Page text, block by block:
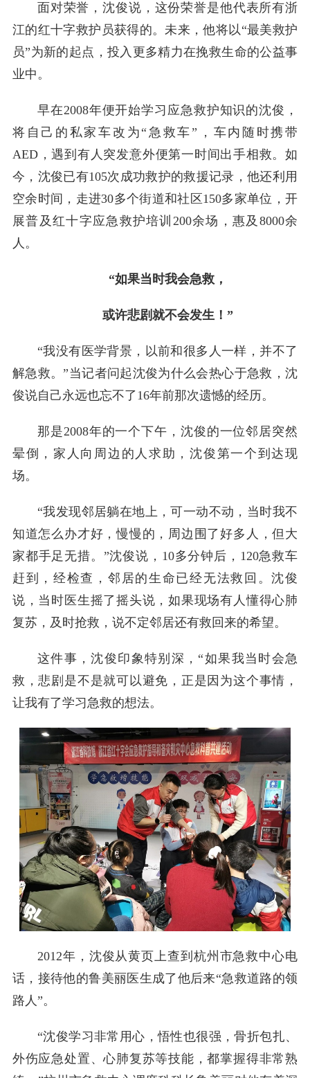
面对荣誉，沈俊说，这份荣誉是他代表所有浙
江的红十字救护员获得的。未来，他将以“最美救护
员”为新的起点，投入更多精力在挽救生命的公益事
业中。
早在2008年便开始学习应急救护知识的沈俊，
将自己的私家车改为“急救车”，车内随时携带
AED，遇到有人突发意外便第一时间出手相救。如
今，沈俊已有105次成功救护的救援记录，他还利用
空余时间，走进30多个街道和社区150多家单位，开
展普及红十字应急救护培训200余场，惠及8000余
人。
“如果当时我会急救，
或许悲剧就不会发生！”
“我没有医学背景，以前和很多人一样，并不了
解急救。”当记者问起沈俊为什么会热心于急救，沈
俊说自己永远也忘不了16年前那次遗憾的经历。
那是2008年的一个下午，沈俊的一位邻居突然
晕倒，家人向周边的人求助，沈俊第一个到达现
场。
“我发现邻居躺在地上，可一动不动，当时我不
知道怎么办才好，慢慢的，周边围了好多人，但大
家都手足无措。”沈俊说，10多分钟后，120急救车
赶到，经检查，邻居的生命已经无法救回。沈俊
说，当时医生摇了摇头说，如果现场有人懂得心肺
复苏，及时抢救，说不定邻居还有救回来的希望。
这件事，沈俊印象特别深，“如果我当时会急
救，悲剧是不是就可以避免，正是因为这个事情，
让我有了学习急救的想法。
2012年，沈俊从黄页上查到杭州市急救中心电
话，接待他的鲁美丽医生成了他后来“急救道路的领
路人”。
“沈俊学习非常用心，悟性也很强，骨折包扎、
外伤应急处置、心肺复苏等技能，都掌握得非常熟